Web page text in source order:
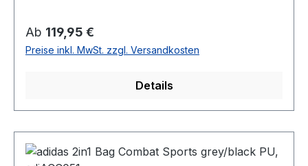
Regulärer Preis:
Ab 119,95 €
Preise inkl. MwSt. zzgl. Versandkosten
Details